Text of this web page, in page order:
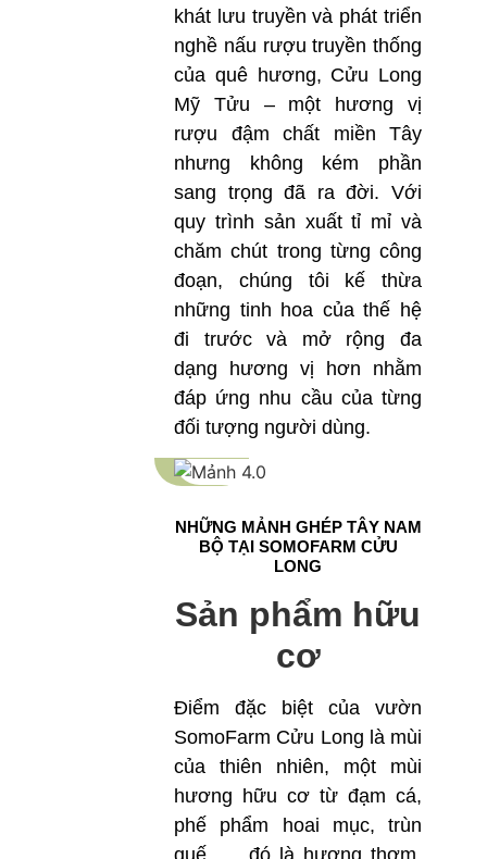
khát lưu truyền và phát triển
nghề nấu rượu truyền thống
của quê hương, Cửu Long
Mỹ Tửu – một hương vị
rượu đậm chất miền Tây
nhưng không kém phần
sang trọng đã ra đời. Với
quy trình sản xuất tỉ mỉ và
chăm chút trong từng công
đoạn, chúng tôi kế thừa
những tinh hoa của thế hệ
đi trước và mở rộng đa
dạng hương vị hơn nhằm
đáp ứng nhu cầu của từng
đối tượng người dùng.
NHỮNG MẢNH GHÉP TÂY NAM
BỘ TẠI SOMOFARM CỬU
LONG
Sản phẩm hữu
cơ
Điểm đặc biệt của vườn
SomoFarm Cửu Long là mùi
của thiên nhiên, một mùi
hương hữu cơ từ đạm cá,
phế phẩm hoai mục, trùn
quế, … đó là hương thơm